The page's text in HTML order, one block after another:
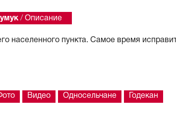
/ Описание
населенного пункта. Самое время
Видео Односельчане Годекан